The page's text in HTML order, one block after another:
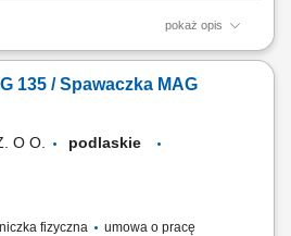
pokaż opis
oraz rozwijanie mat
maszyn i urządzeń rolniczych.
135 / Spawaczka MAG
O O.
podlaskie
fizyczna
umowa o pracę